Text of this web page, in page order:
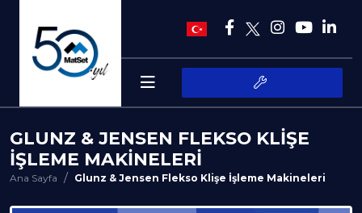
GLUNZ & JENSEN FLEKSO KLIŞE
İŞLEME MAKINELERI
Ana Sayfa Glunz & Jensen Flekso Klişe İşleme Makineleri